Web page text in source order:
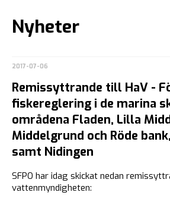
Nyheter
2017-07-06
Remissyttrande till HaV -
fiskereglering i de marina
områdena Fladen, Lilla
Middelgrund och Röde
samt Nidingen
SFPO har idag skickat nedan
vattenmyndigheten: